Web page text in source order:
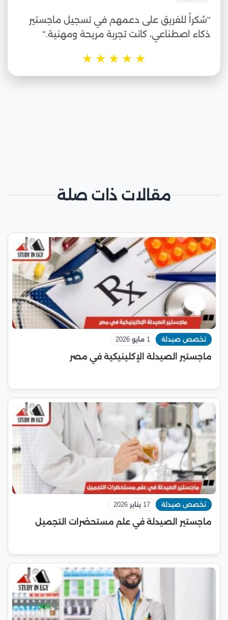
"شكراً للفريق على دعمهم في تسجيل ماجستير
ذكاء اصطناعي، كانت تجربة مريحة ومهنية."
★
★
★
★
★
مقالات ذات صلة
تخصص صيدلة 1 مايو 2026
ماجستير الصيدلة الإكلينيكية في مصر
تخصص صيدلة 17 يناير 2026
ماجستير الصيدلة في علم مستحضرات التجميل